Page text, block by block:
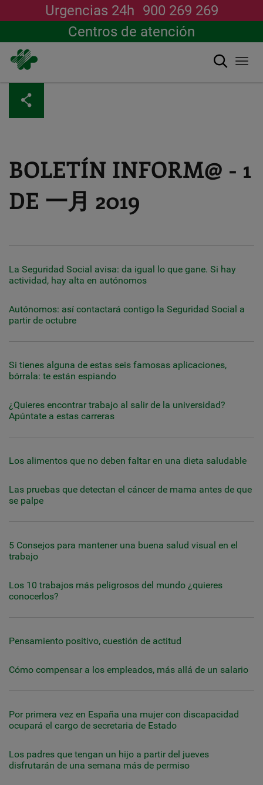
主
Urgencias 24h 900 269 269
Centros de atención
搜索
BOLETÍN INFORM@ - 1
DE 一月 2019
La Seguridad Social avisa: da igual lo que gane. Si hay
actividad, hay alta en autónomos
Autónomos: así contactará contigo la Seguridad Social a
partir de octubre
Si tienes alguna de estas seis famosas aplicaciones,
bórrala: te están espiando
¿Quieres encontrar trabajo al salir de la universidad?
Apúntate a estas carreras
Los alimentos que no deben faltar en una dieta saludable
Las pruebas que detectan el cáncer de mama antes de que
se palpe
5 Consejos para mantener una buena salud visual en el
trabajo
Los 10 trabajos más peligrosos del mundo ¿quieres
conocerlos?
Pensamiento positivo, cuestión de actitud
Cómo compensar a los empleados, más allá de un salario
Por primera vez en España una mujer con discapacidad
ocupará el cargo de secretaria de Estado
Los padres que tengan un hijo a partir del jueves
disfrutarán de una semana más de permiso